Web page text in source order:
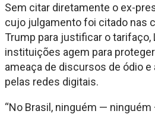
Sem citar diretamente o ex-
cujo julgamento foi citado nas
Trump para justificar o tarifaço,
instituições agem para
ameaça de discursos de ódio
pelas redes digitais.
“No Brasil, ninguém —